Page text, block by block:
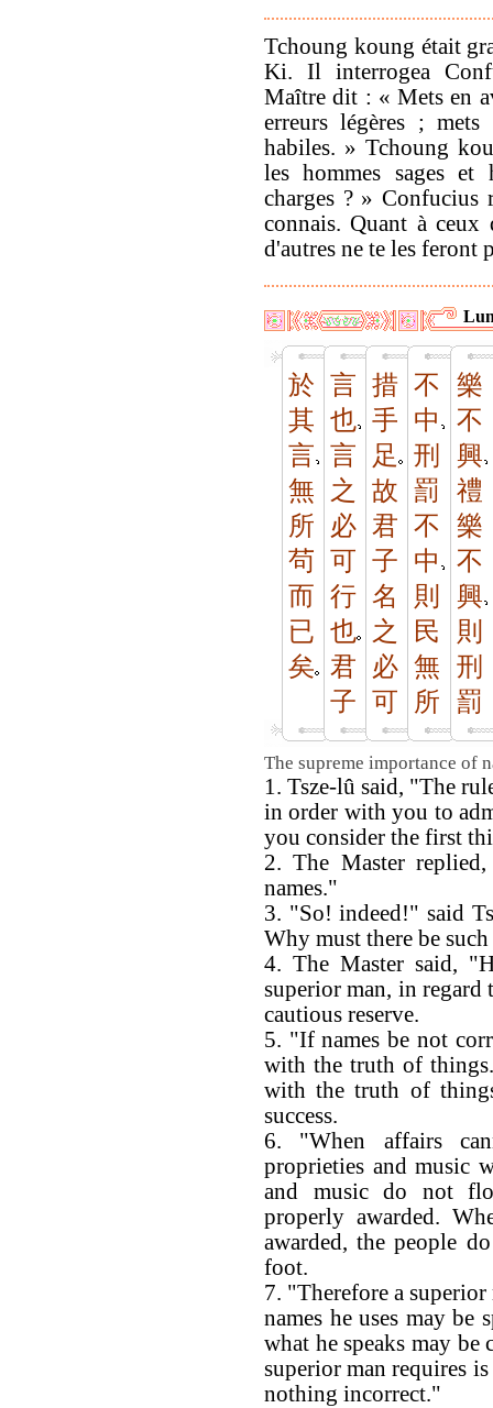
Tchoung koung était
Ki. Il interrogea
Maître dit : « Mets en
erreurs légères ; mets
habiles. » Tchoung
les hommes sages
charges ? » Confucius
connais. Quant à ceux
d'autres ne te les feront
於
其
言
無
所
茍
而
已
矣
言
也
言
之
必
可
行
也
君
子
措
手
足
故
君
子
名
之
必
可
不
中
刑
罰
不
中
則
民
無
所
樂
不
興
禮
樂
不
興
則
刑
罰
The supreme importance of
1. Tsze-lû said, "The
in order with you to
you consider the first
2. The Master
names."
3. "So! indeed!" said
Why must there be
4. The Master said,
superior man, in regard
cautious reserve.
5. "If names be not
with the truth of
with the truth of
success.
6. "When affairs
proprieties and music
and music do not
properly awarded.
awarded, the people
foot.
7. "Therefore a superior
names he uses may be
what he speaks may
superior man requires
nothing incorrect."